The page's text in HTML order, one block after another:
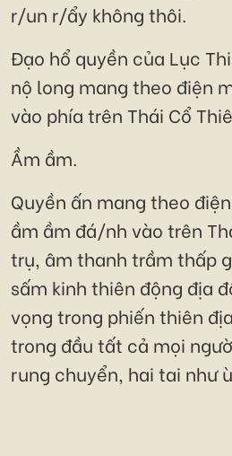
r/un r/ẩy không thôi.
Đạo hổ quyền của Lục
nộ long mang theo điện
vào phía trên Thái Cổ
Ầm ầm.
Quyền ấn mang theo
ầm ầm đá/nh vào trên
trụ, âm thanh trầm thấp
sấm kinh thiên động địa
vọng trong phiến thiên
trong đầu tất cả mọi
rung chuyển, hai tai như